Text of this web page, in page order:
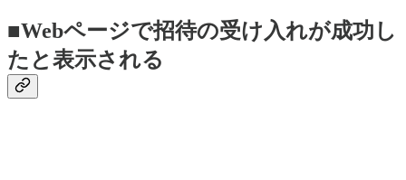
■Webページで招待の受け入れが成功し
たと表示される